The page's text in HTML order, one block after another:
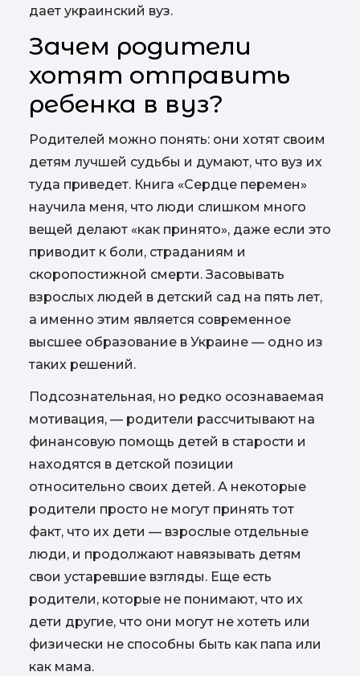
дает украинский вуз.
Зачем родители
хотят отправить
ребенка в вуз?
Родителей можно понять: они хотят своим
детям лучшей судьбы и думают, что вуз их
туда приведет. Книга «Сердце перемен»
научила меня, что люди слишком много
вещей делают «как принято», даже если это
приводит к боли, страданиям и
скоропостижной смерти. Засовывать
взрослых людей в детский сад на пять лет,
а именно этим является современное
высшее образование в Украине — одно из
таких решений.
Подсознательная, но редко осознаваемая
мотивация, — родители рассчитывают на
финансовую помощь детей в старости и
находятся в детской позиции
относительно своих детей. А некоторые
родители просто не могут принять тот
факт, что их дети — взрослые отдельные
люди, и продолжают навязывать детям
свои устаревшие взгляды. Еще есть
родители, которые не понимают, что их
дети другие, что они могут не хотеть или
физически не способны быть как папа или
как мама.